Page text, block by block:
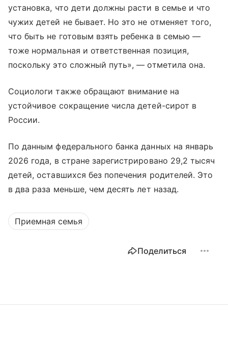
установка, что дети должны расти в семье и что
чужих детей не бывает. Но это не отменяет того,
что быть не готовым взять ребенка в семью —
тоже нормальная и ответственная позиция,
поскольку это сложный путь», — отметила она.
Социологи также обращают внимание на
устойчивое сокращение числа детей-сирот в
России.
По данным федерального банка данных на январь
2026 года, в стране зарегистрировано 29,2 тысяч
детей, оставшихся без попечения родителей. Это
в два раза меньше, чем десять лет назад.
Приемная семья
Поделиться